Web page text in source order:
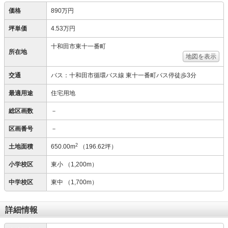
価格 890万円
坪単価 4.53万円
所在地
十和田市東十一番町
地図を表示
交通 バス：十和田市循環バス線 東十一番町バス停徒歩3分
最適用途 住宅用地
総区画数 －
区画番号 －
土地面積 650.00m2 （196.62坪）
小学校区 東小 （1,200m）
中学校区 東中 （1,700m）
詳細情報